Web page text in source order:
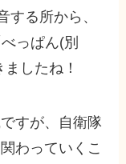
する所から、
っぱん(別
したね！
すが、自衛隊
わっていくこ